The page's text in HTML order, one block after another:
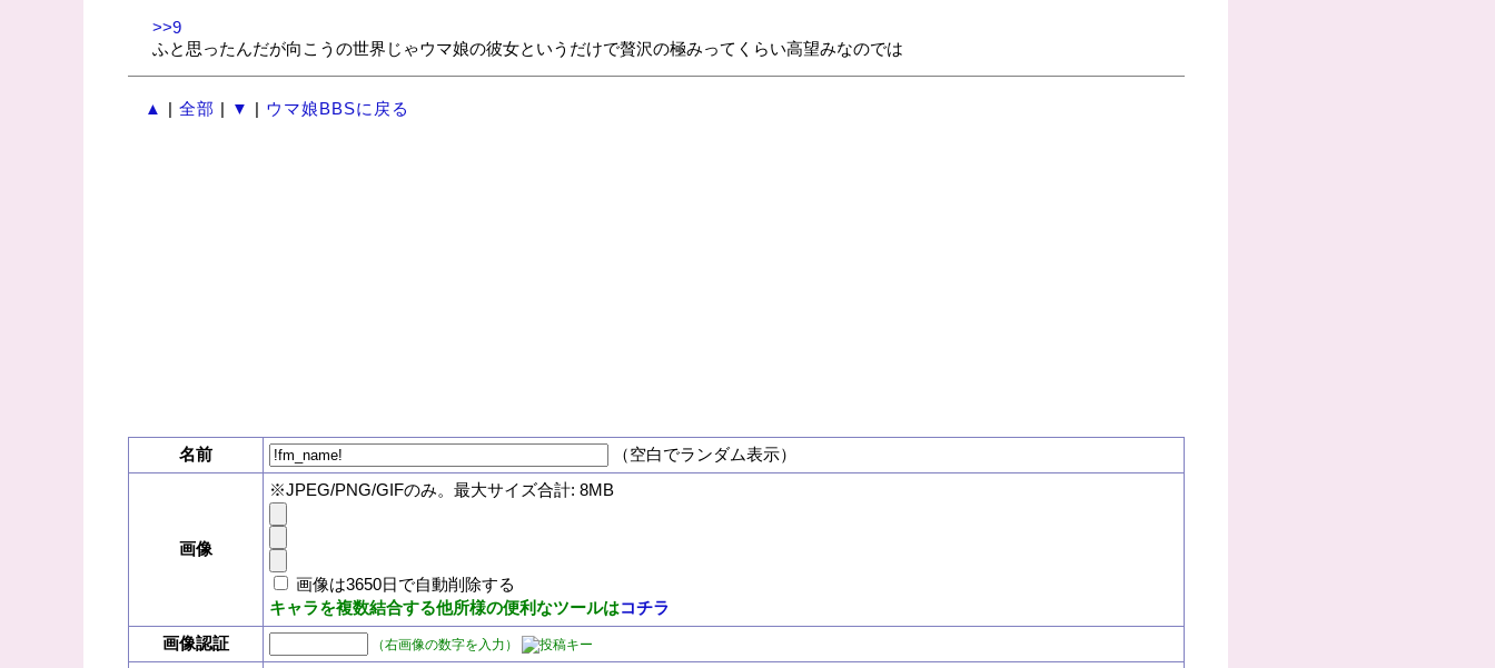
>>9
ふと思ったんだが向こうの世界じゃウマ娘の彼女というだけで贅沢の極みってくらい高望みなのでは
▲ | 全部 | ▼ | ウマ娘BBSに戻る
名前 （空白でランダム表示）
画像
※JPEG/PNG/GIFのみ。最大サイズ合計: 8MB
画像は3650日で自動削除する
キャラを複数結合する他所様の便利なツールはコチラ
画像認証
（右画像の数字を入力）